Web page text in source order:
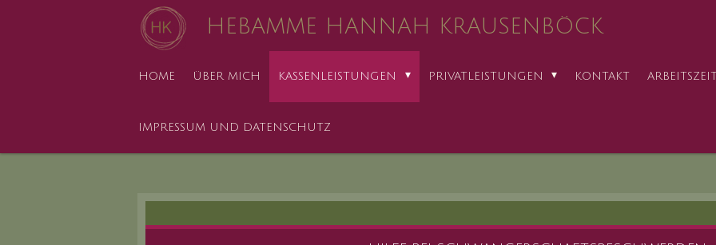
HEBAMME HANNAH KRAUSENBÖCK
HOME ÜBER MICH KASSENLEISTUNGEN PRIVATLEISTUNGEN KONTAKT
IMPRESSUM UND DATENSCHUTZ